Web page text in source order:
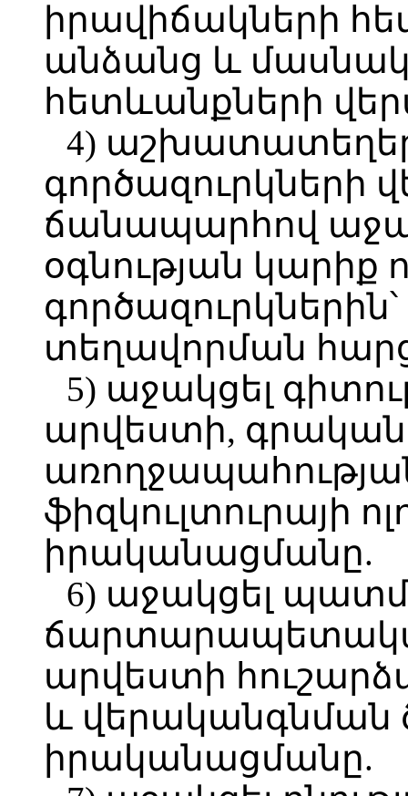
իրավիճակների
անձանց և
հետևանքների
4)
ճանապարհով
օգնության կարիք
տեղավորման
5) աջակցել
արվեստի,
ֆիզկուլտուրայի
իրականացմանը.
6) աջակցել
արվեստի
և վերականգնման
իրականացմանը.